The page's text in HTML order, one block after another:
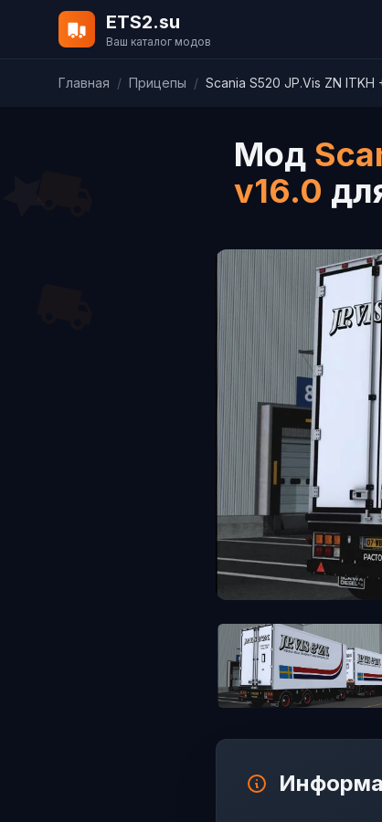
ETS2.su
Ваш каталог модов
Главная / Прицепы / Scania S520 JP.Vis ZN ITKH
Мод
v16.0